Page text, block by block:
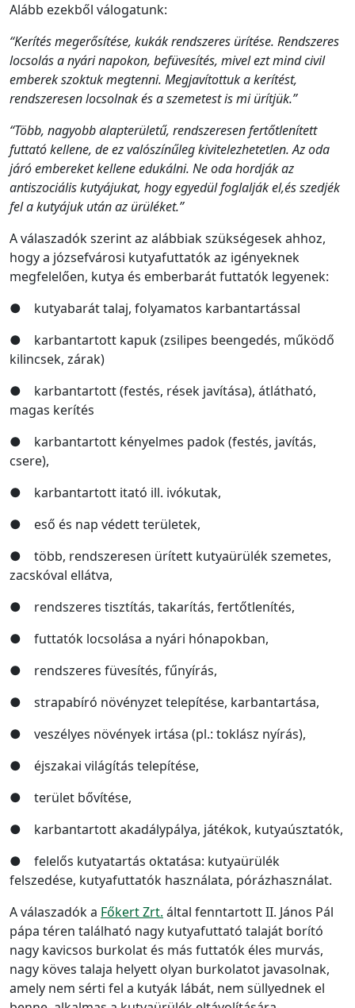
Alább ezekből válogatunk:
“Kerítés megerősítése, kukák rendszeres ürítése. Rendszeres
locsolás a nyári napokon, befüvesítés, mivel ezt mind civil
emberek szoktuk megtenni. Megjavítottuk a kerítést,
rendszeresen locsolnak és a szemetest is mi ürítjük.”
“Több, nagyobb alapterületű, rendszeresen fertőtlenített
futtató kellene, de ez valószínűleg kivitelezhetetlen. Az oda
járó embereket kellene edukálni. Ne oda hordják az
antiszociális kutyájukat, hogy egyedül foglalják el,és szedjék
fel a kutyájuk után az ürüléket.”
A válaszadók szerint az alábbiak szükségesek ahhoz,
hogy a józsefvárosi kutyafuttatók az igényeknek
megfelelően, kutya és emberbarát futtatók legyenek:
● kutyabarát talaj, folyamatos karbantartással
● karbantartott kapuk (zsilipes beengedés, működő
kilincsek, zárak)
● karbantartott (festés, rések javítása), átlátható,
magas kerítés
● karbantartott kényelmes padok (festés, javítás,
csere),
● karbantartott itató ill. ivókutak,
● eső és nap védett területek,
● több, rendszeresen ürített kutyaürülék szemetes,
zacskóval ellátva,
● rendszeres tisztítás, takarítás, fertőtlenítés,
● futtatók locsolása a nyári hónapokban,
● rendszeres füvesítés, fűnyírás,
● strapabíró növényzet telepítése, karbantartása,
● veszélyes növények irtása (pl.: toklász nyírás),
● éjszakai világítás telepítése,
● terület bővítése,
● karbantartott akadálypálya, játékok, kutyaúsztatók,
● felelős kutyatartás oktatása: kutyaürülék
felszedése, kutyafuttatók használata, pórázhasználat.
A válaszadók a Főkert Zrt. által fenntartott II. János Pál
pápa téren található nagy kutyafuttató talaját borító
nagy kavicsos burkolat és más futtatók éles murvás,
nagy köves talaja helyett olyan burkolatot javasolnak,
amely nem sérti fel a kutyák lábát, nem süllyednek el